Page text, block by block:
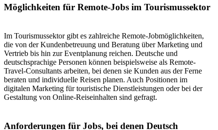
Möglichkeiten für Remote-Jobs im Tourismussektor
Im Tourismussektor gibt es zahlreiche Remote-Jobmöglichkeiten,
die von der Kundenbetreuung und Beratung über Marketing und
Vertrieb bis hin zur Eventplanung reichen. Deutsche und
deutschsprachige Personen können beispielsweise als Remote-
Travel-Consultants arbeiten, bei denen sie Kunden aus der Ferne
beraten und individuelle Reisen planen. Auch Positionen im
digitalen Marketing für touristische Dienstleistungen oder bei der
Gestaltung von Online-Reiseinhalten sind gefragt.
Anforderungen für Jobs, bei denen Deutsch